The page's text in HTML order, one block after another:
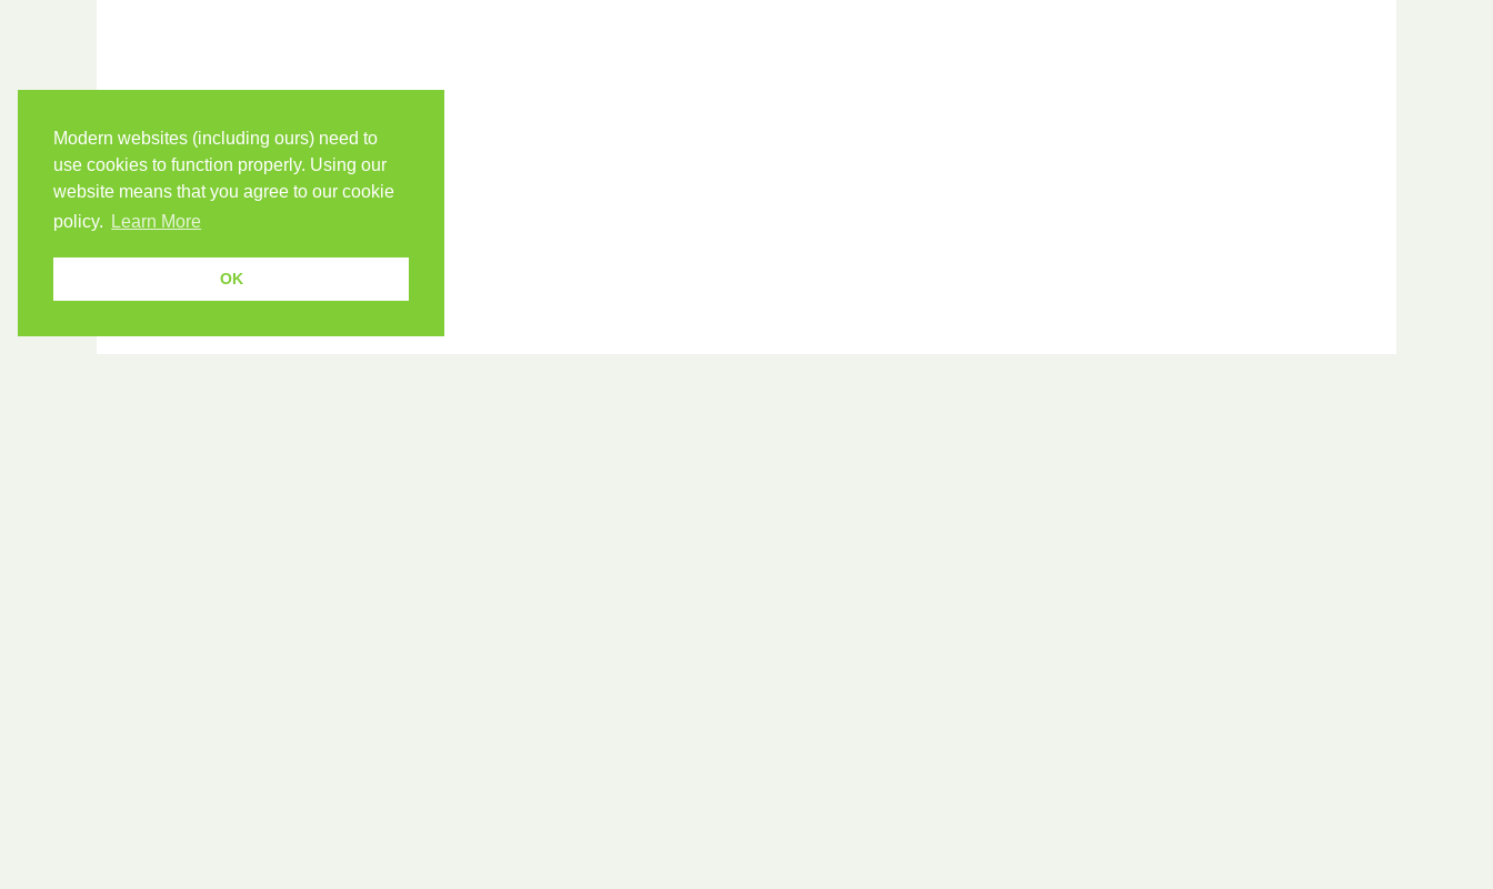
Modern websites (including ours) need to
use cookies to function properly. Using our
website means that you agree to our cookie
policy.
Learn More
OK